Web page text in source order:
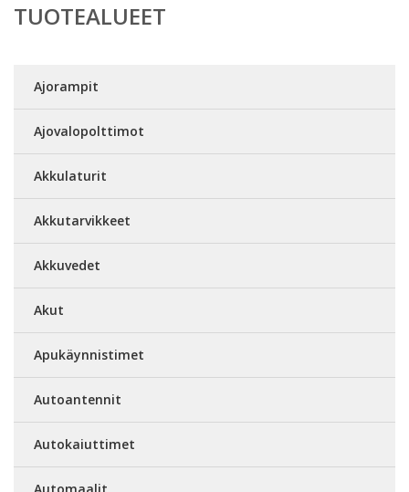
TUOTEALUEET
Ajorampit
Ajovalopolttimot
Akkulaturit
Akkutarvikkeet
Akkuvedet
Akut
Apukäynnistimet
Autoantennit
Autokaiuttimet